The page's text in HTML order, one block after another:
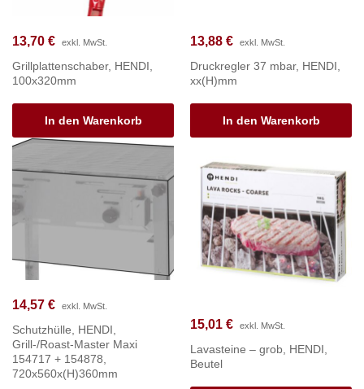
13,70 € exkl. MwSt.
Grillplattenschaber, HENDI,
100x320mm
In den Warenkorb
13,88 € exkl. MwSt.
Druckregler 37 mbar, HENDI,
xx(H)mm
In den Warenkorb
14,57 € exkl. MwSt.
Schutzhülle, HENDI,
Grill-/Roast-Master Maxi
154717 + 154878,
720x560x(H)360mm
15,01 € exkl. MwSt.
Lavasteine – grob, HENDI,
Beutel